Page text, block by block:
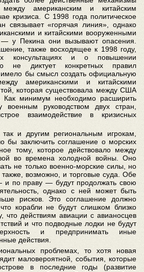
американским и китайским
кризиса. С 1998 года политическое
связывает «горячая линия», однако
и китайскими вооруженными
у Пекина они вызывают опасения.
также восходящее к 1998 году,
консультациях и о повышении
не диктует конкретных правил
бы смысл создать официальную
американскими и китайскими
которая существовала между США
минимум необходимо расширить
военным руководством двух стран,
взаимодействие в кризисных
и другим региональным игрокам,
бы заключить соглашение о морских
тому, которое действовало между
во времена холодной войны. Оно
не только военно-морские силы, но
возможно, и торговые суда. Обе
по праву — будут продолжать свою
однако с ней может быть
рисков. Это соглашение должно
корабли не будут слишком близко
что действиям авиации с авианосцев
и что подводные лодки не будут
и предпринимать иные
действия.
проблемах, то хотя новая
маловероятной, события, которые
в последние годы (развитие